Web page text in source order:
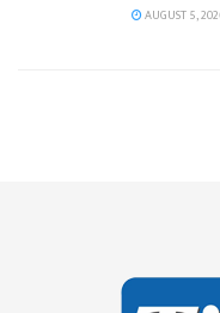
AUGUST 5,